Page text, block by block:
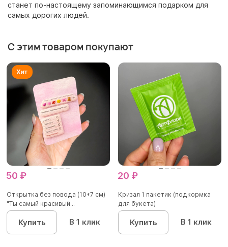
станет по-настоящему запоминающимся подарком для
самых дорогих людей.
С этим товаром покупают
50 ₽
Открытка без повода (10*7 см)
"Ты самый красивый...
Купить В 1 клик
20 ₽
Кризал 1 пакетик (подкормка
для букета)
Купить В 1 клик